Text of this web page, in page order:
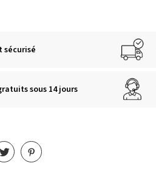
sécurisé
sous 14 jours